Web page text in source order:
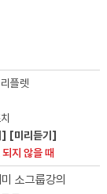
플렛
[미리듣기]
지 않을 때
소그룹강의